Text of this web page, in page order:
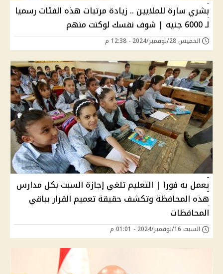
بشري سارة للملايين .. زيادة مرتبات هذه الفئات رسميا
لـ 6000 جنيه | شوف نفسك لوكنت منهم
الخميس 28/نوفمبر/2024 - 12:38 م
يعمل به فورا | التعليم تلغي إجازة السبت بكل مدارس
هذه المحافظة وتكشف حقيقة تعميم القرار بباقي
المحافظات
السبت 16/نوفمبر/2024 - 01:01 م